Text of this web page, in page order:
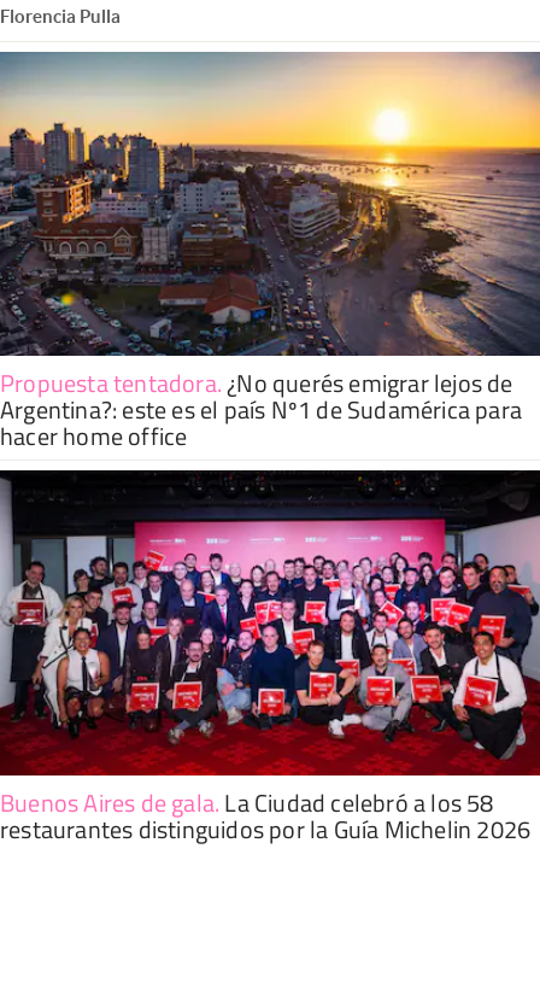
Florencia Pulla
Propuesta tentadora.¿No querés emigrar lejos de
Argentina?: este es el país Nº1 de Sudamérica para
hacer home office
Buenos Aires de gala.La Ciudad celebró a los 58
restaurantes distinguidos por la Guía Michelin 2026